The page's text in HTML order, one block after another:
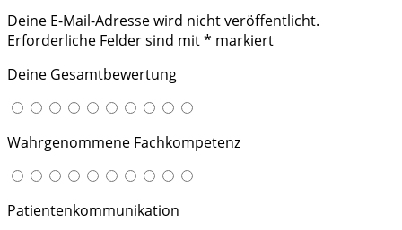
Deine E-Mail-Adresse wird nicht veröffentlicht.
Erforderliche Felder sind mit* markiert
Deine Gesamtbewertung
Wahrgenommene Fachkompetenz
Patientenkommunikation